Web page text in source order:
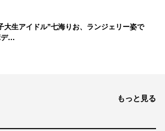
大生アイドル”七海りお、ランジェリー姿で
デ…
もっと見る